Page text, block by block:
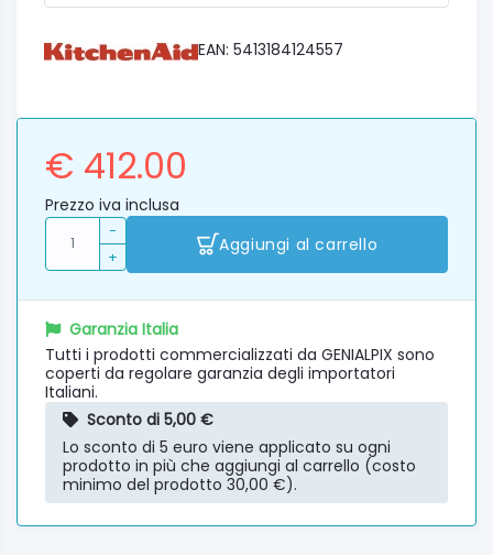
EAN: 5413184124557
€ 412.00
Prezzo iva inclusa
-
+
Aggiungi al carrello
Garanzia Italia
Tutti i prodotti commercializzati da GENIALPIX sono
coperti da regolare garanzia degli importatori
Italiani.
Sconto di 5,00 €
Lo sconto di 5 euro viene applicato su ogni
prodotto in più che aggiungi al carrello (costo
minimo del prodotto 30,00 €).